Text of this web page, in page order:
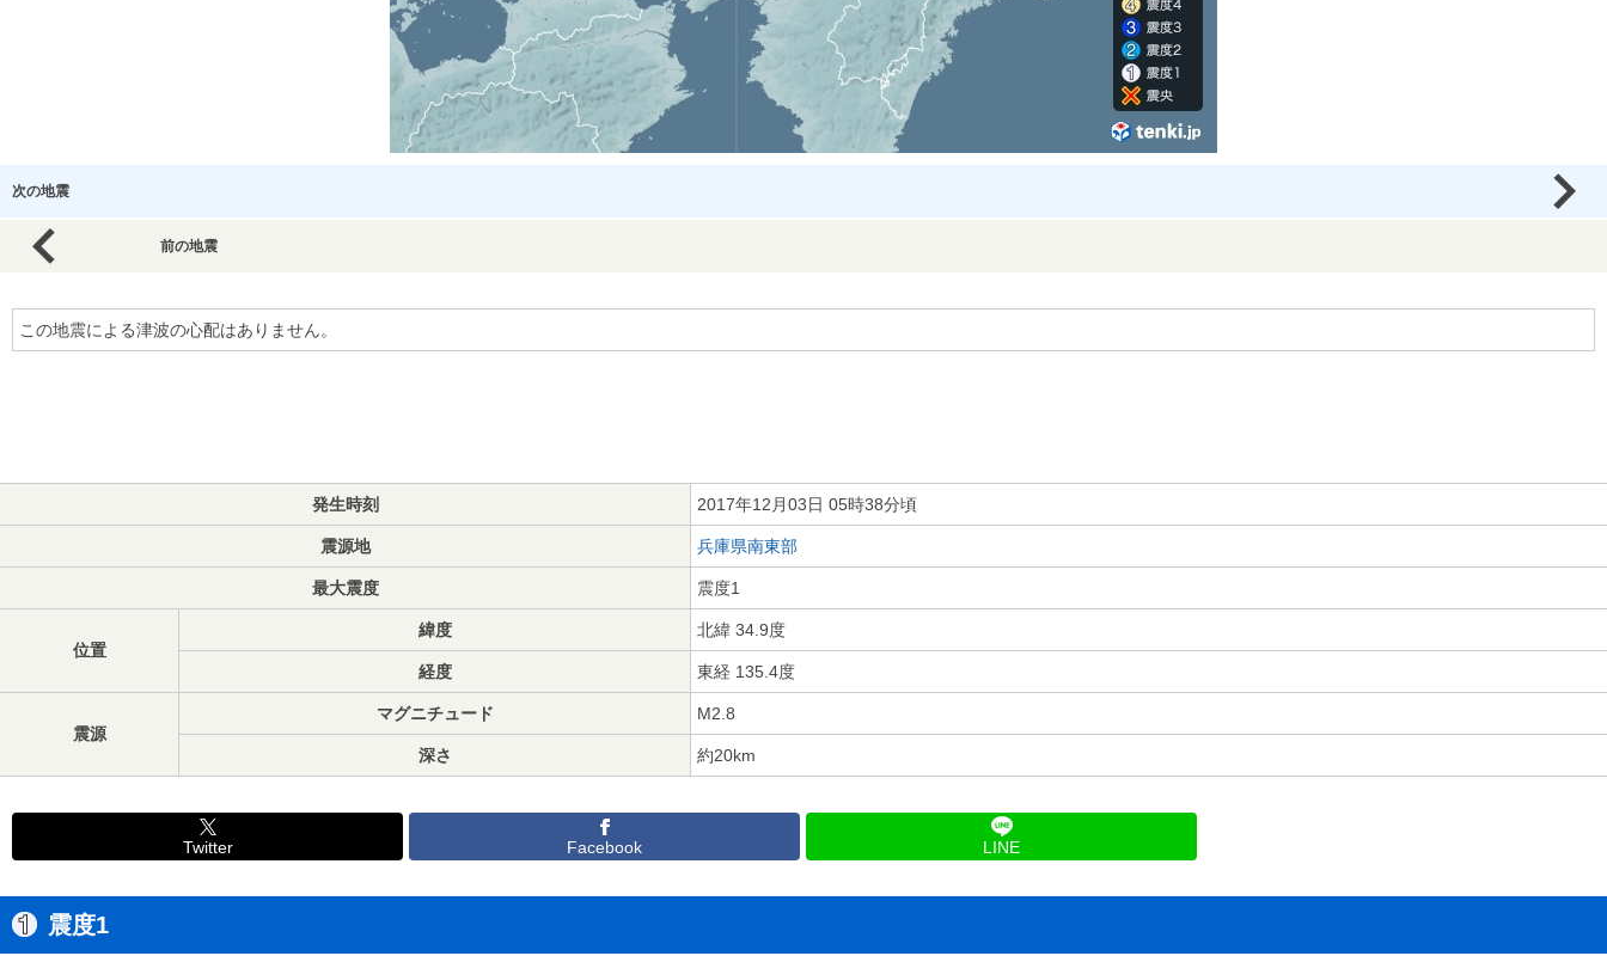
次の地震
前の地震
この地震による津波の心配はありません。
発生時刻 2017年12月03日 05時38分頃
震源地 兵庫県南東部
最大震度 震度1
位置
緯度 北緯 34.9度
経度 東経 135.4度
震源
マグニチュード M2.8
深さ 約20km
Twitter Facebook LINE
震度1